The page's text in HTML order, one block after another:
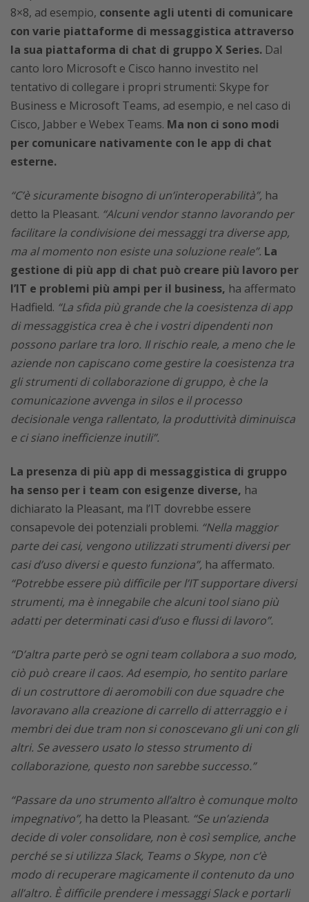
8×8, ad esempio, consente agli utenti di comunicare
con varie piattaforme di messaggistica attraverso
la sua piattaforma di chat di gruppo X Series. Dal
canto loro Microsoft e Cisco hanno investito nel
tentativo di collegare i propri strumenti: Skype for
Business e Microsoft Teams, ad esempio, e nel caso di
Cisco, Jabber e Webex Teams. Ma non ci sono modi
per comunicare nativamente con le app di chat
esterne.
“C’è sicuramente bisogno di un’interoperabilità”, ha
detto la Pleasant. “Alcuni vendor stanno lavorando per
facilitare la condivisione dei messaggi tra diverse app,
ma al momento non esiste una soluzione reale”. La
gestione di più app di chat può creare più lavoro per
l’IT e problemi più ampi per il business, ha affermato
Hadfield. “La sfida più grande che la coesistenza di app
di messaggistica crea è che i vostri dipendenti non
possono parlare tra loro. Il rischio reale, a meno che le
aziende non capiscano come gestire la coesistenza tra
gli strumenti di collaborazione di gruppo, è che la
comunicazione avvenga in silos e il processo
decisionale venga rallentato, la produttività diminuisca
e ci siano inefficienze inutili”.
La presenza di più app di messaggistica di gruppo
ha senso per i team con esigenze diverse, ha
dichiarato la Pleasant, ma l’IT dovrebbe essere
consapevole dei potenziali problemi. “Nella maggior
parte dei casi, vengono utilizzati strumenti diversi per
casi d’uso diversi e questo funziona”, ha affermato.
“Potrebbe essere più difficile per l’IT supportare diversi
strumenti, ma è innegabile che alcuni tool siano più
adatti per determinati casi d’uso e flussi di lavoro”.
“D’altra parte però se ogni team collabora a suo modo,
ciò può creare il caos. Ad esempio, ho sentito parlare
di un costruttore di aeromobili con due squadre che
lavoravano alla creazione di carrello di atterraggio e i
membri dei due tram non si conoscevano gli uni con gli
altri. Se avessero usato lo stesso strumento di
collaborazione, questo non sarebbe successo.”
“Passare da uno strumento all’altro è comunque molto
impegnativo”, ha detto la Pleasant. “Se un’azienda
decide di voler consolidare, non è così semplice, anche
perché se si utilizza Slack, Teams o Skype, non c’è
modo di recuperare magicamente il contenuto da uno
all’altro. È difficile prendere i messaggi Slack e portarli